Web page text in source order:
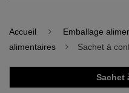
Accueil Emballage
alimentaires
Sachet à
Sachet